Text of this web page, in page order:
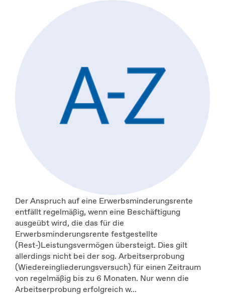
Der Anspruch auf eine Erwerbsminderungsrente
entfällt regelmäßig, wenn eine Beschäftigung
ausgeübt wird, die das für die
Erwerbsminderungsrente festgestellte
(Rest-)Leistungsvermögen übersteigt. Dies gilt
allerdings nicht bei der sog. Arbeitserprobung
(Wiedereingliederungsversuch) für einen Zeitraum
von regelmäßig bis zu 6 Monaten. Nur wenn die
Arbeitserprobung erfolgreich w...